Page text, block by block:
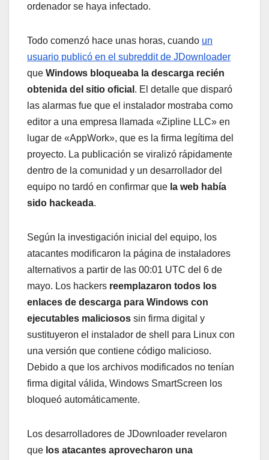
ordenador se haya infectado.
Todo comenzó hace unas horas, cuando un
usuario publicó en el subreddit de JDownloader
que Windows bloqueaba la descarga recién
obtenida del sitio oficial . El detalle que disparó
las alarmas fue que el instalador mostraba como
editor a una empresa llamada «Zipline LLC» en
lugar de «AppWork», que es la firma legítima del
proyecto. La publicación se viralizó rápidamente
dentro de la comunidad y un desarrollador del
equipo no tardó en confirmar que la web había
sido hackeada.
Según la investigación inicial del equipo, los
atacantes modificaron la página de instaladores
alternativos a partir de las 00:01 UTC del 6 de
mayo. Los hackers reemplazaron todos los
enlaces de descarga para Windows con
ejecutables maliciosos sin firma digital y
sustituyeron el instalador de shell para Linux con
una versión que contiene código malicioso.
Debido a que los archivos modificados no tenían
firma digital válida, Windows SmartScreen los
bloqueó automáticamente.
Los desarrolladores de JDownloader revelaron
que los atacantes aprovecharon una